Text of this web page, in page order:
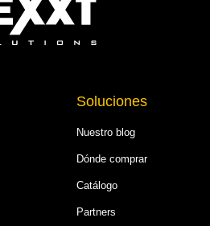
Soluciones
Nuestro blog
Dónde comprar
Catálogo
Partners